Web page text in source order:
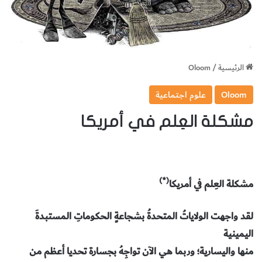
الرئيسية/
Oloom
Oloom علوم اجتماعية
مشكلة العِلم في أمريكا
مشكلة العِلم في أمريكا(*)
لقد واجهت الولاياتُ المتحدةُ بشجاعةٍ الحكوماتِ المستبدةَ
اليمينية
منها واليسارية؛ وربما هي الآن تواجِهُ بجسارة تحديا أعظم من